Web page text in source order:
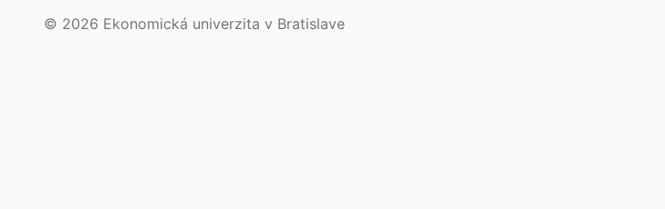
© 2026 Ekonomická univerzita v Bratislave